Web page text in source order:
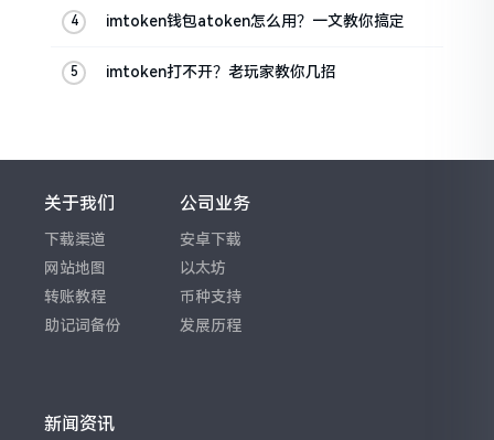
imtoken钱包atoken怎么用？一文教你搞定
imtoken打不开？老玩家教你几招
关于我们
下载渠道
网站地图
转账教程
助记词备份
公司业务
安卓下载
以太坊
币种支持
发展历程
新闻资讯